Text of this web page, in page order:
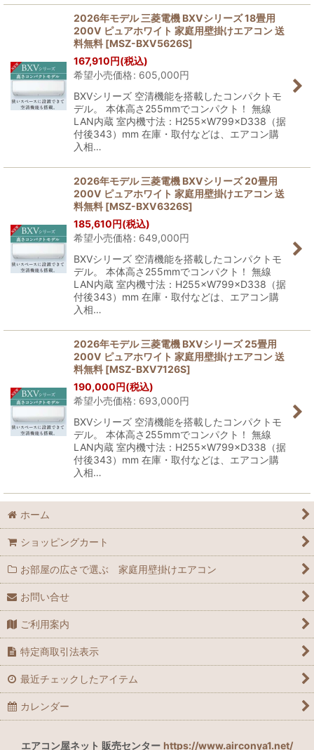
2026年モデル 三菱電機 BXVシリーズ 18畳用
200V ピュアホワイト 家庭用壁掛けエアコン 送
料無料 [MSZ-BXV5626S]
167,910円(税込)
希望小売価格: 605,000円
BXVシリーズ 空清機能を搭載したコンパクトモ
デル。 本体高さ255mmでコンパクト！ 無線
LAN内蔵 室内機寸法：H255×W799×D338（据
付後343）mm 在庫・取付などは、エアコン購
入相…
2026年モデル 三菱電機 BXVシリーズ 20畳用
200V ピュアホワイト 家庭用壁掛けエアコン 送
料無料 [MSZ-BXV6326S]
185,610円(税込)
希望小売価格: 649,000円
BXVシリーズ 空清機能を搭載したコンパクトモ
デル。 本体高さ255mmでコンパクト！ 無線
LAN内蔵 室内機寸法：H255×W799×D338（据
付後343）mm 在庫・取付などは、エアコン購
入相…
2026年モデル 三菱電機 BXVシリーズ 25畳用
200V ピュアホワイト 家庭用壁掛けエアコン 送
料無料 [MSZ-BXV7126S]
190,000円(税込)
希望小売価格: 693,000円
BXVシリーズ 空清機能を搭載したコンパクトモ
デル。 本体高さ255mmでコンパクト！ 無線
LAN内蔵 室内機寸法：H255×W799×D338（据
付後343）mm 在庫・取付などは、エアコン購
入相…
ホーム
ショッピングカート
お部屋の広さで選ぶ 家庭用壁掛けエアコン
お問い合せ
ご利用案内
特定商取引法表示
最近チェックしたアイテム
カレンダー
エアコン屋ネット 販売センター https://www.airconya1.net/